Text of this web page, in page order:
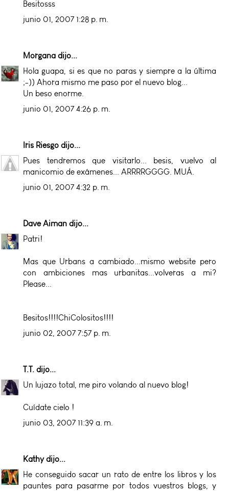
Besitosss
junio 01, 2007 1:28 p. m.
Morgana dijo...
Hola guapa, si es que no paras y siempre a la última
;-)) Ahora mismo me paso por el nuevo blog...
Un beso enorme.
junio 01, 2007 4:26 p. m.
Iris Riesgo dijo...
Pues tendremos que visitarlo... besis, vuelvo al
manicomio de exámenes... ARRRRGGGG. MUÁ.
junio 01, 2007 4:32 p. m.
Dave Aiman dijo...
Patri!
Mas que Urbans a cambiado...mismo website pero
con ambiciones mas urbanitas...volveras a mi?
Please...
Besitos!!!!ChiColositos!!!!
junio 02, 2007 7:57 p. m.
T.T. dijo...
Un lujazo total, me piro volando al nuevo blog!
Cuídate cielo !
junio 03, 2007 11:39 a. m.
Kathydijo...
He conseguido sacar un rato de entre los libros y los
pauntes para pasarme por todos vuestros blogs, y